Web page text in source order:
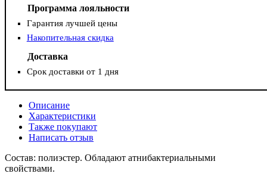
Программа лояльности
Гарантия лучшей цены
Накопительная скидка
Доставка
Срок доставки от 1 дня
Описание
Характеристики
Также покупают
Написать отзыв
Состав: полиэстер. Обладают атнибактериальными
свойствами.